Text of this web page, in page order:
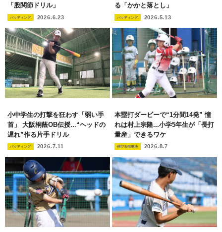
「股関節ドリル」
バッティング 2026.6.23
る「かかと落とし」
バッティング 2026.5.13
小中学生の打撃を狂わす「弱い手
首」 大阪桐蔭OB伝授...“ヘッドの
遅れ”作る片手ドリル
バッティング 2026.7.11
本塁打ダービーで“1分間14発” 憧
れは村上宗隆...小学5年生が「長打
量産」できるワケ
伸びる指導法 2026.8.7